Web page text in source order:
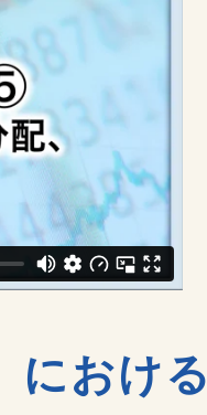
における